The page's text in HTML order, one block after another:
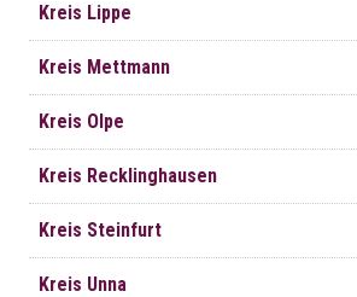
Kreis Lippe
Kreis Mettmann
Kreis Olpe
Kreis Recklinghausen
Kreis Steinfurt
Kreis Unna